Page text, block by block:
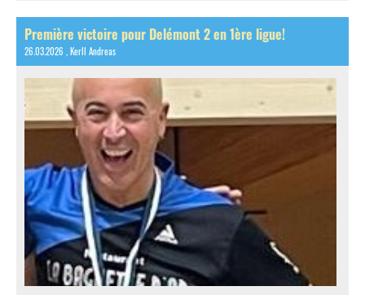
Première victoire pour Delémont 2 en 1ère ligue!
26.03.2026 , Kerll Andreas